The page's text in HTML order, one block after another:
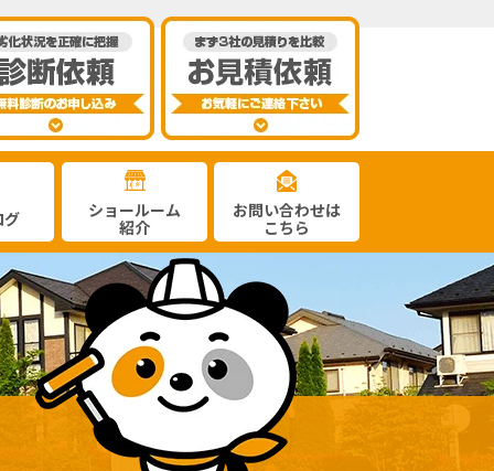
グ
ショールーム
紹介
お問い合わせは
こちら